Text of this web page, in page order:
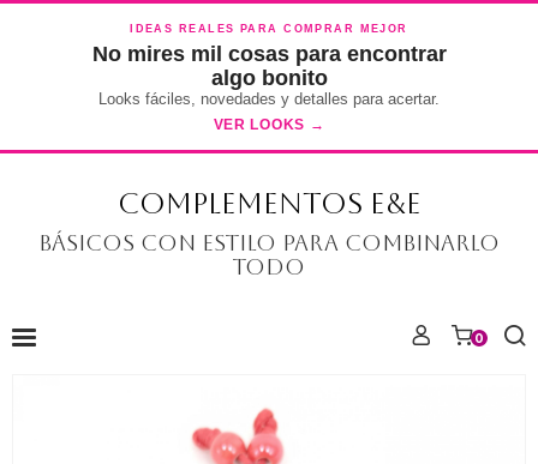
IDEAS REALES PARA COMPRAR MEJOR
No mires mil cosas para encontrar
algo bonito
Looks fáciles, novedades y detalles para acertar.
VER LOOKS →
COMPLEMENTOS E&E
Básicos con estilo para combinarlo
todo
0